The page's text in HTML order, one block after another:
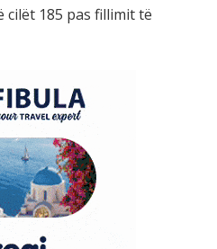
185 pas fillimit të